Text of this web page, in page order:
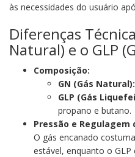
às necessidades do usuário
Diferenças
Natural) e o GLP
Composição:
GN (Gás Natural):
GLP (Gás
propano e butano.
Pressão e Regulagem
O gás encanado
estável, enquanto o